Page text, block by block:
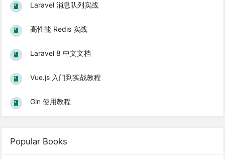
Laravel 消息队列实战
高性能 Redis 实战
Laravel 8 中文文档
Vue.js 入门到实战教程
Gin 使用教程
Popular Books